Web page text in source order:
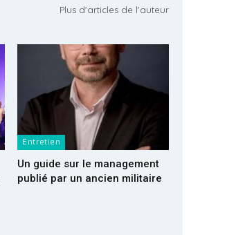
Plus d'articles de l'auteur
Entretien
Un guide sur le management
publié par un ancien militaire